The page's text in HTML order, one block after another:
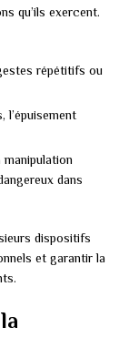
qu’ils exercent.
répétitifs ou
l’épuisement
dans
dispositifs
et garantir la